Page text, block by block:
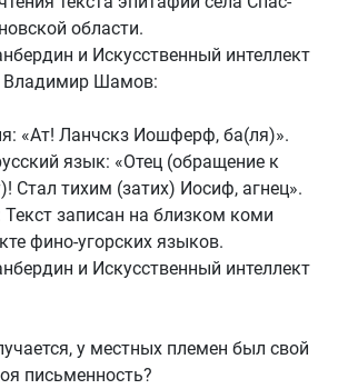
области.
и Искусственный интеллект
Шамов:
«Ат! Ланчскз Иошферф, ба(ля)».
язык: «Отец (обращение к
Стал тихим (затих) Иосиф, агнец».
записан на близком коми
фино-угорских языков.
и Искусственный интеллект
у местных племен был свой
письменность?